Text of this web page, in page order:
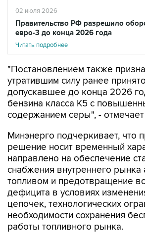
02 июля 2026
Правительство РФ разрешило
евро-3 до конца 2026 года
Читать подробнее
"Постановлением также
утратившим силу ранее
допускавшее до конца 2026
бензина класса К5 с
содержанием серы", -
Минэнерго подчеркивает, что
решение носит временный
направлено на обеспечение
снабжения внутреннего
топливом и предотвращение
дефицита в условиях
цепочек, технологических
необходимости сохранения
работы топливного рынка.